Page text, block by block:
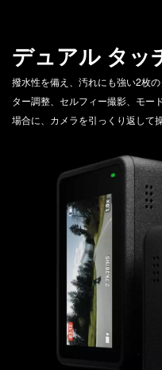
デュアル タッ
撥水性を備え、汚れにも強い2枚
ター調整、セルフィー撮影、モー
場合に、カメラを引っくり返して